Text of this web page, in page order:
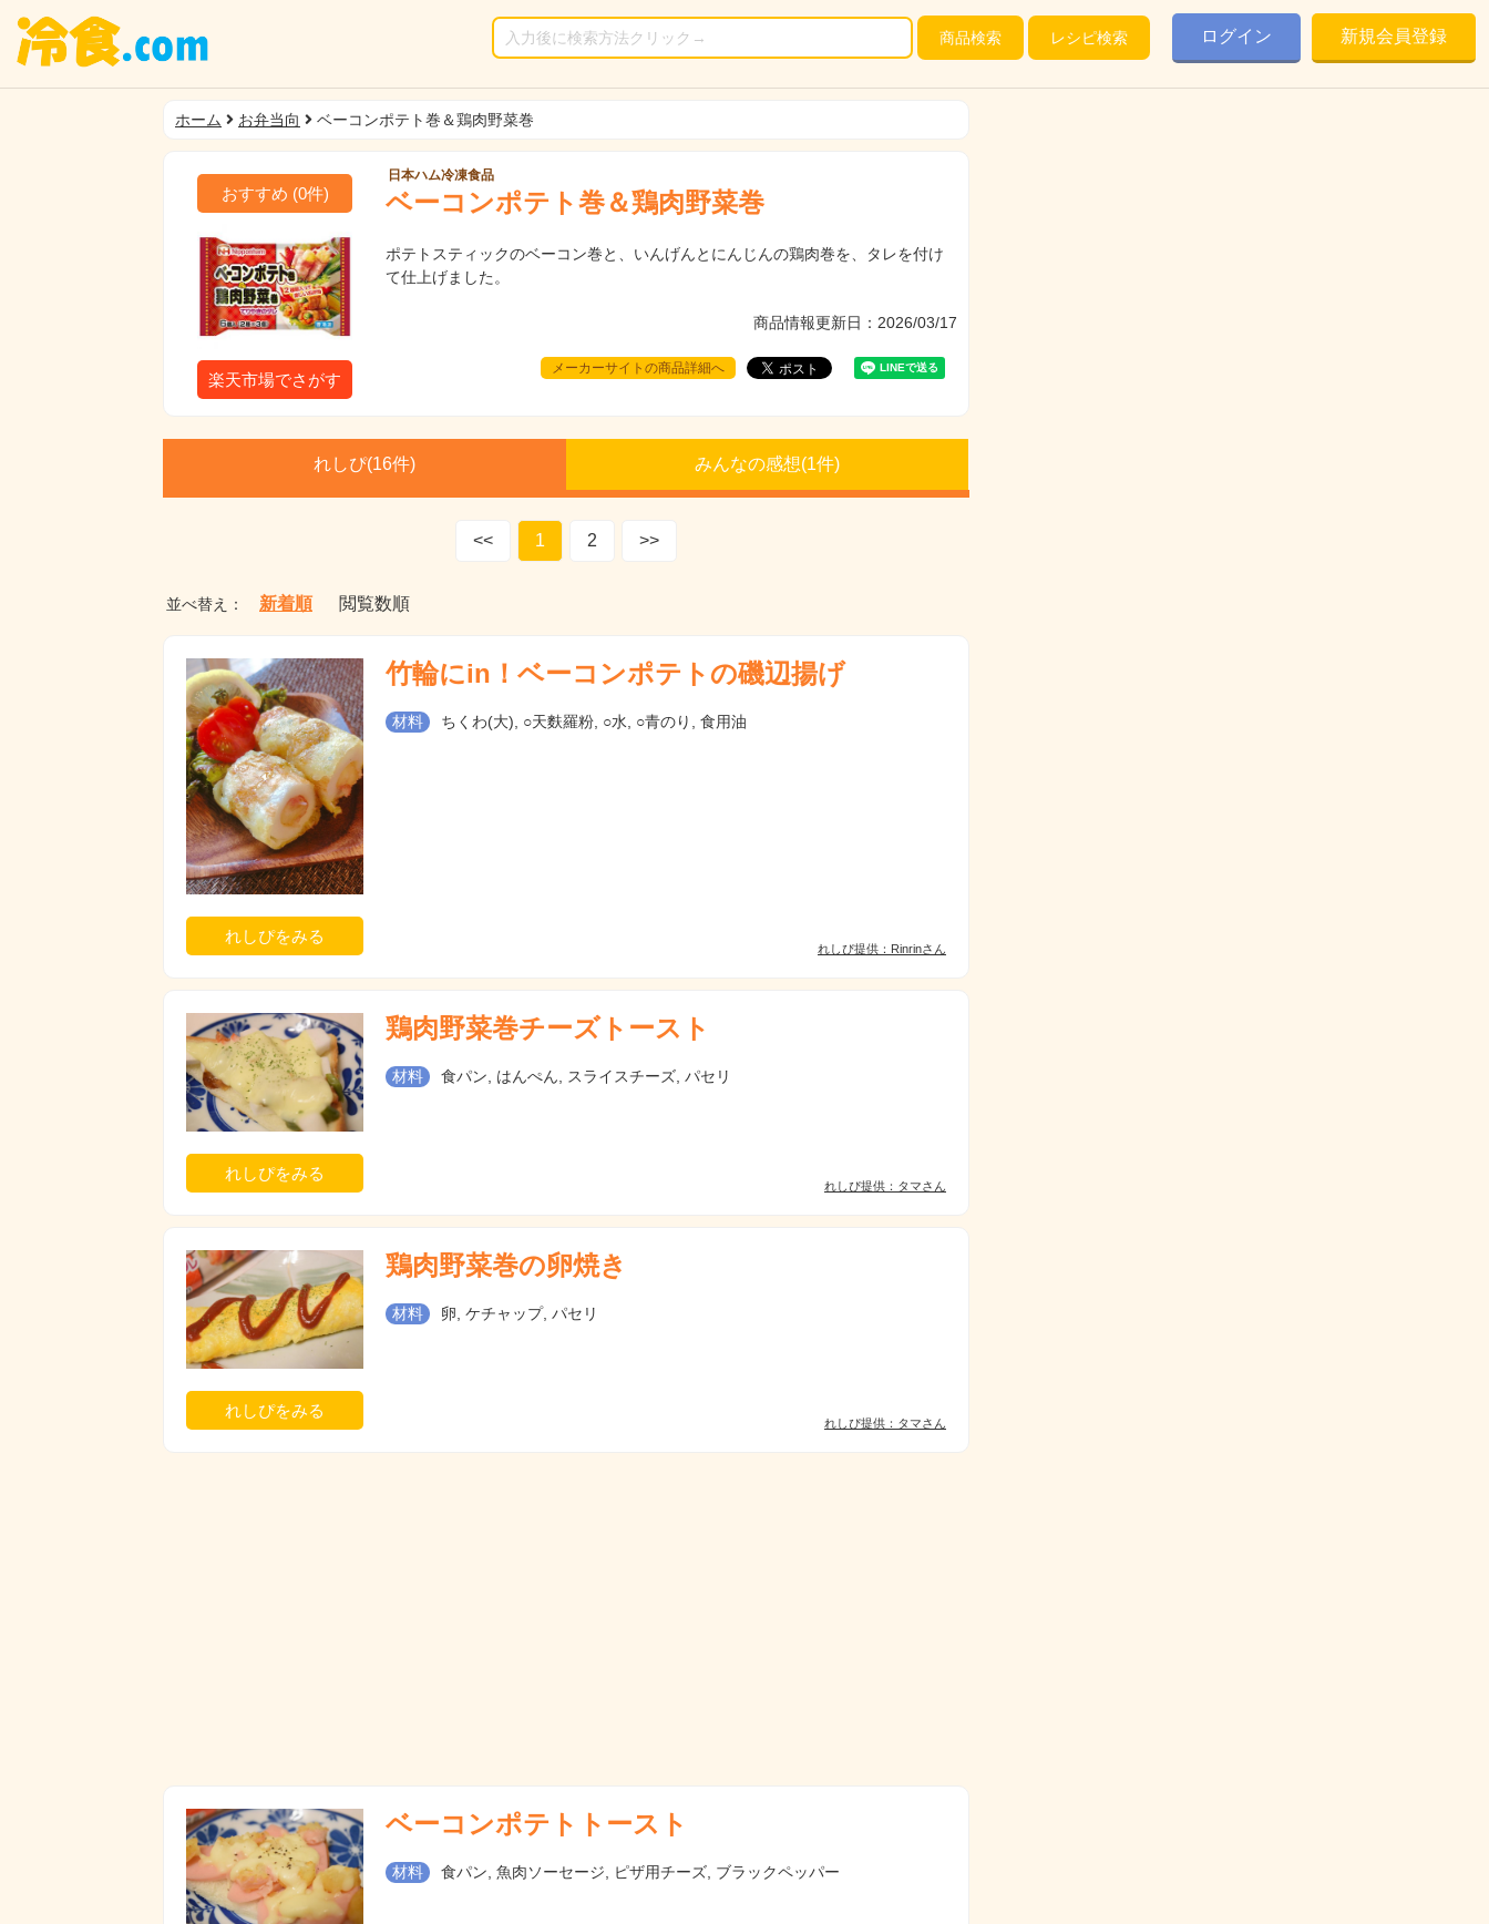
商品検索 レシピ検索 ログイン 新規会員登録
ホーム お弁当向 ベーコンポテト巻＆鶏肉野菜巻
おすすめ (0件)
楽天市場でさがす
日本ハム冷凍食品
ベーコンポテト巻＆鶏肉野菜巻
ポテトスティックのベーコン巻と、いんげんとにんじんの鶏肉巻を、タレを付け
て仕上げました。
商品情報更新日：2026/03/17
メーカーサイトの商品詳細へ
れしぴ(16件) みんなの感想(1件)
<< 1 2 >>
並べ替え： 新着順 閲覧数順
れしぴをみる
竹輪にin！ベーコンポテトの磯辺揚げ
材料 ちくわ(大), ○天麩羅粉, ○水, ○青のり, 食用油
れしぴ提供：Rinrinさん
れしぴをみる
鶏肉野菜巻チーズトースト
材料 食パン, はんぺん, スライスチーズ, パセリ
れしぴ提供：タマさん
れしぴをみる
鶏肉野菜巻の卵焼き
材料 卵, ケチャップ, パセリ
れしぴ提供：タマさん
ベーコンポテトトースト
材料 食パン, 魚肉ソーセージ, ピザ用チーズ, ブラックペッパー